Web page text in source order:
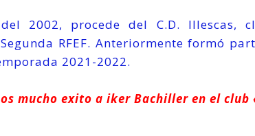
2002, procede del C.D. Illescas,
RFEF. Anteriormente formó
2021-2022.
mucho exito a iker Bachiller en el club